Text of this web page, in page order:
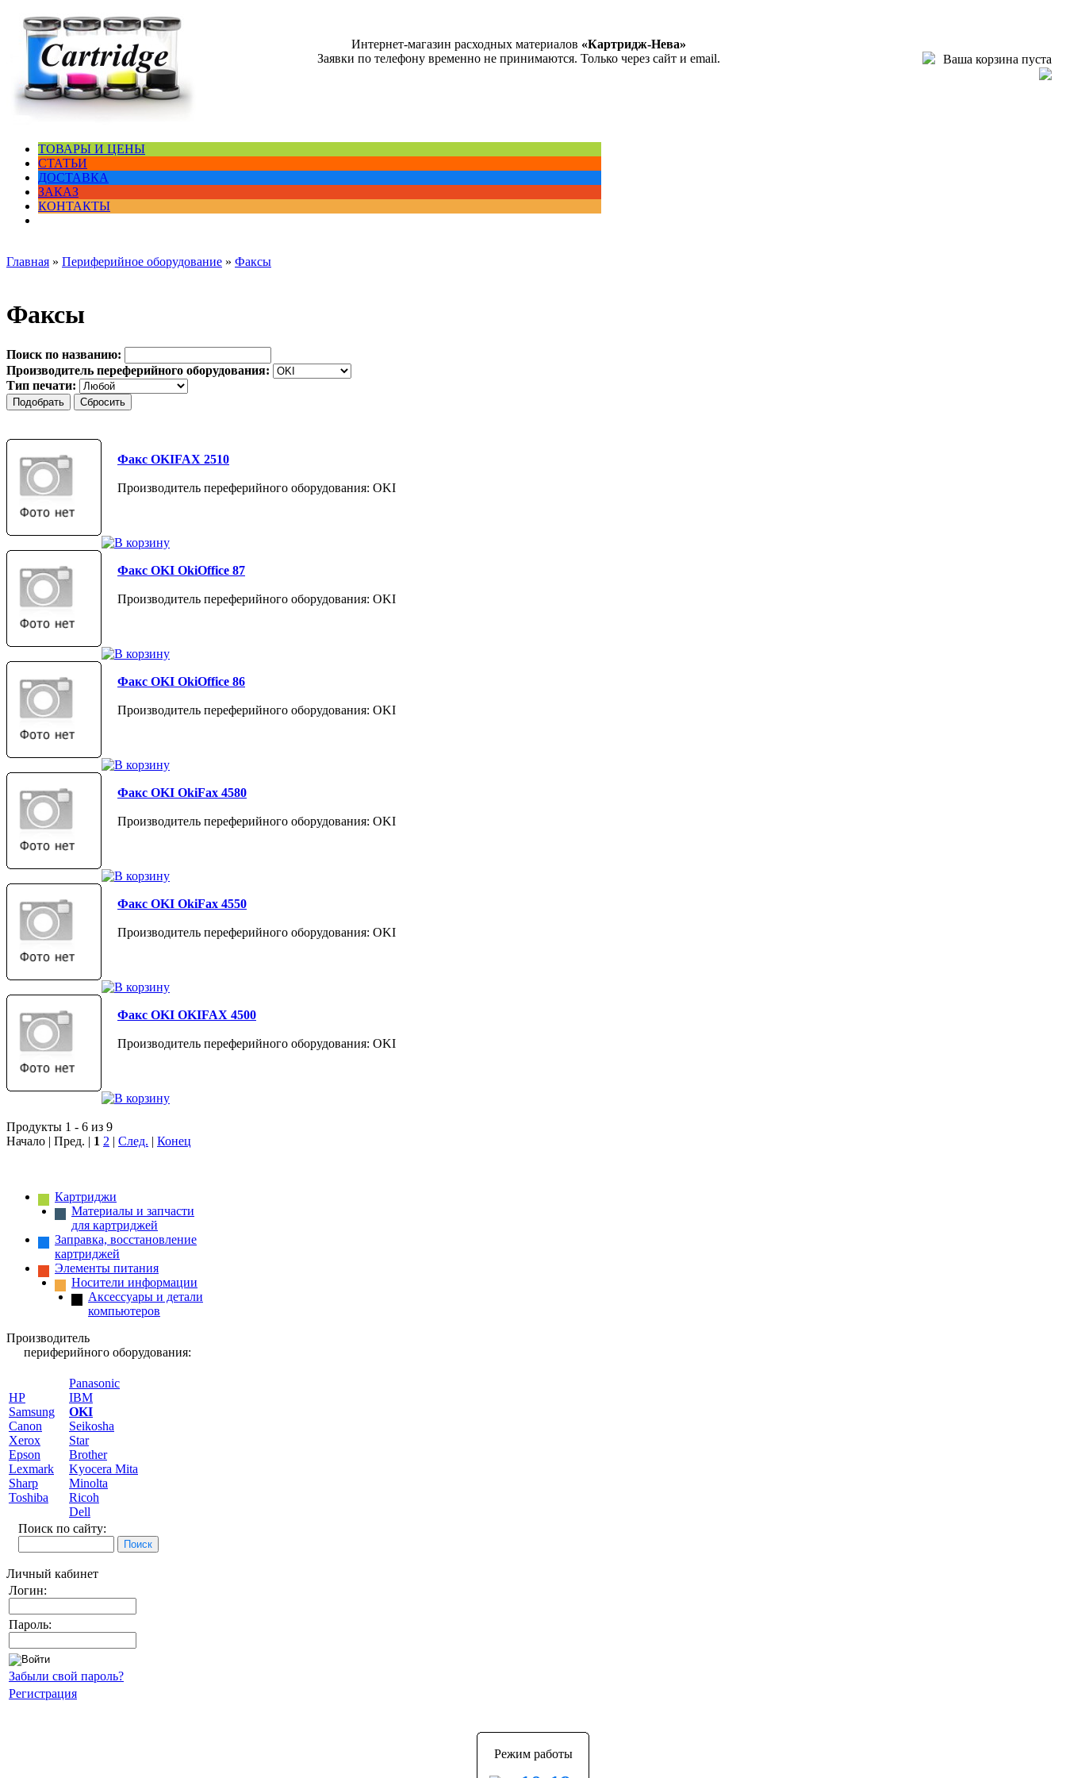
Интернет-магазин расходных материалов «Картридж-Нева»
Заявки по телефону временно не принимаются. Только через сайт и email.
Ваша корзина пуста
ТОВАРЫ И ЦЕНЫ
СТАТЬИ
ДОСТАВКА
ЗАКАЗ
КОНТАКТЫ
Главная » Периферийное оборудование » Факсы
Факсы
Поиск по названию:
Производитель переферийного оборудования:
Тип печати:
Факс OKIFAX 2510
Производитель переферийного оборудования: OKI
Факс OKI OkiOffice 87
Производитель переферийного оборудования: OKI
Факс OKI OkiOffice 86
Производитель переферийного оборудования: OKI
Факс OKI OkiFax 4580
Производитель переферийного оборудования: OKI
Факс OKI OkiFax 4550
Производитель переферийного оборудования: OKI
Факс OKI OKIFAX 4500
Производитель переферийного оборудования: OKI
Продукты 1 - 6 из 9
Начало | Пред. | 1 2 | След. | Конец
Картриджи
Материалы и запчасти
для картриджей
Заправка, восстановление
картриджей
Элементы питания
Носители информации
Аксессуары и детали
компьютеров
Производитель
периферийного оборудования:
HP
Samsung
Canon
Xerox
Epson
Lexmark
Sharp
Toshiba
Panasonic
IBM
OKI
Seikosha
Star
Brother
Kyocera Mita
Minolta
Ricoh
Dell
Поиск по сайту:
Личный кабинет
Логин:
Пароль:
Забыли свой пароль?
Регистрация
Режим работы